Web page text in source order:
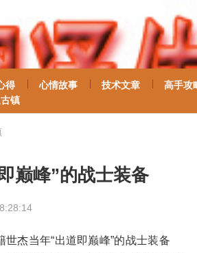
得 心情故事 技术文章
高手攻
镇
巅峰”的战士装备
世杰当年“出道即巅峰”的战士装备